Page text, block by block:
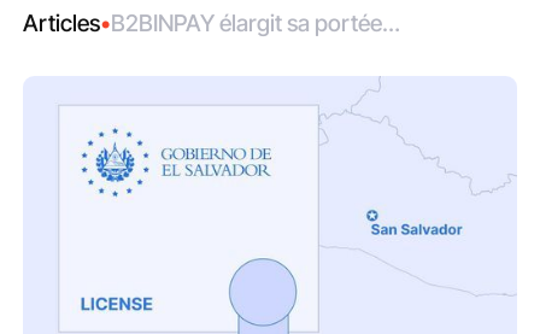
Articles•B2BINPAY élargit sa portée